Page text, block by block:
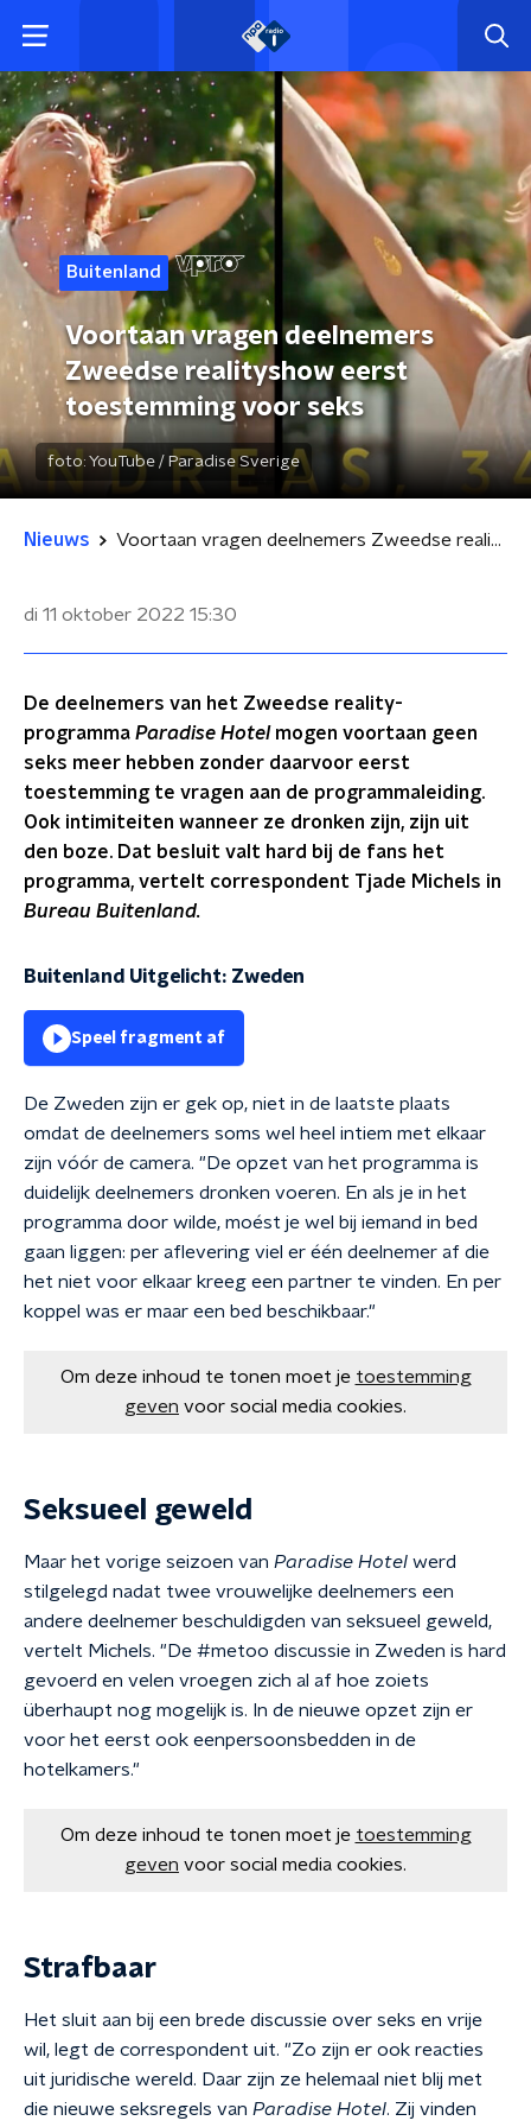
Buitenland
Voortaan vragen deelnemers
Zweedse realityshow eerst
toestemming voor seks
foto: YouTube / Paradise Sverige
Nieuws Voortaan vragen deelnemers Zweedse realityshow eerst toestemming voor seks
di 11 oktober 2022 15:30
De deelnemers van het Zweedse reality-
programma Paradise Hotel mogen voortaan geen
seks meer hebben zonder daarvoor eerst
toestemming te vragen aan de programmaleiding.
Ook intimiteiten wanneer ze dronken zijn, zijn uit
den boze. Dat besluit valt hard bij de fans het
programma, vertelt correspondent Tjade Michels in
Bureau Buitenland.
Buitenland Uitgelicht: Zweden
Speel fragment af
De Zweden zijn er gek op, niet in de laatste plaats
omdat de deelnemers soms wel heel intiem met elkaar
zijn vóór de camera. "De opzet van het programma is
duidelijk deelnemers dronken voeren. En als je in het
programma door wilde, moést je wel bij iemand in bed
gaan liggen: per aflevering viel er één deelnemer af die
het niet voor elkaar kreeg een partner te vinden. En per
koppel was er maar een bed beschikbaar."
Om deze inhoud te tonen moet je toestemming
geven voor social media cookies.
Seksueel geweld
Maar het vorige seizoen van Paradise Hotel werd
stilgelegd nadat twee vrouwelijke deelnemers een
andere deelnemer beschuldigden van seksueel geweld,
vertelt Michels. "De #metoo discussie in Zweden is hard
gevoerd en velen vroegen zich al af hoe zoiets
überhaupt nog mogelijk is. In de nieuwe opzet zijn er
voor het eerst ook eenpersoonsbedden in de
hotelkamers."
Om deze inhoud te tonen moet je toestemming
geven voor social media cookies.
Strafbaar
Het sluit aan bij een brede discussie over seks en vrije
wil, legt de correspondent uit. "Zo zijn er ook reacties
uit juridische wereld. Daar zijn ze helemaal niet blij met
die nieuwe seksregels van Paradise Hotel. Zij vinden